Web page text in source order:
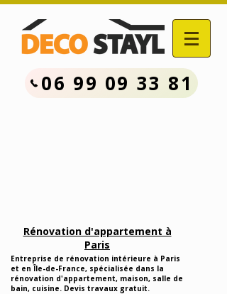
06 99 09 33 81
Rénovation d'appartement à
Paris
Entreprise de rénovation intérieure à Paris
et en Île-de-France, spécialisée dans la
rénovation d'appartement, maison, salle de
bain, cuisine. Devis travaux gratuit.